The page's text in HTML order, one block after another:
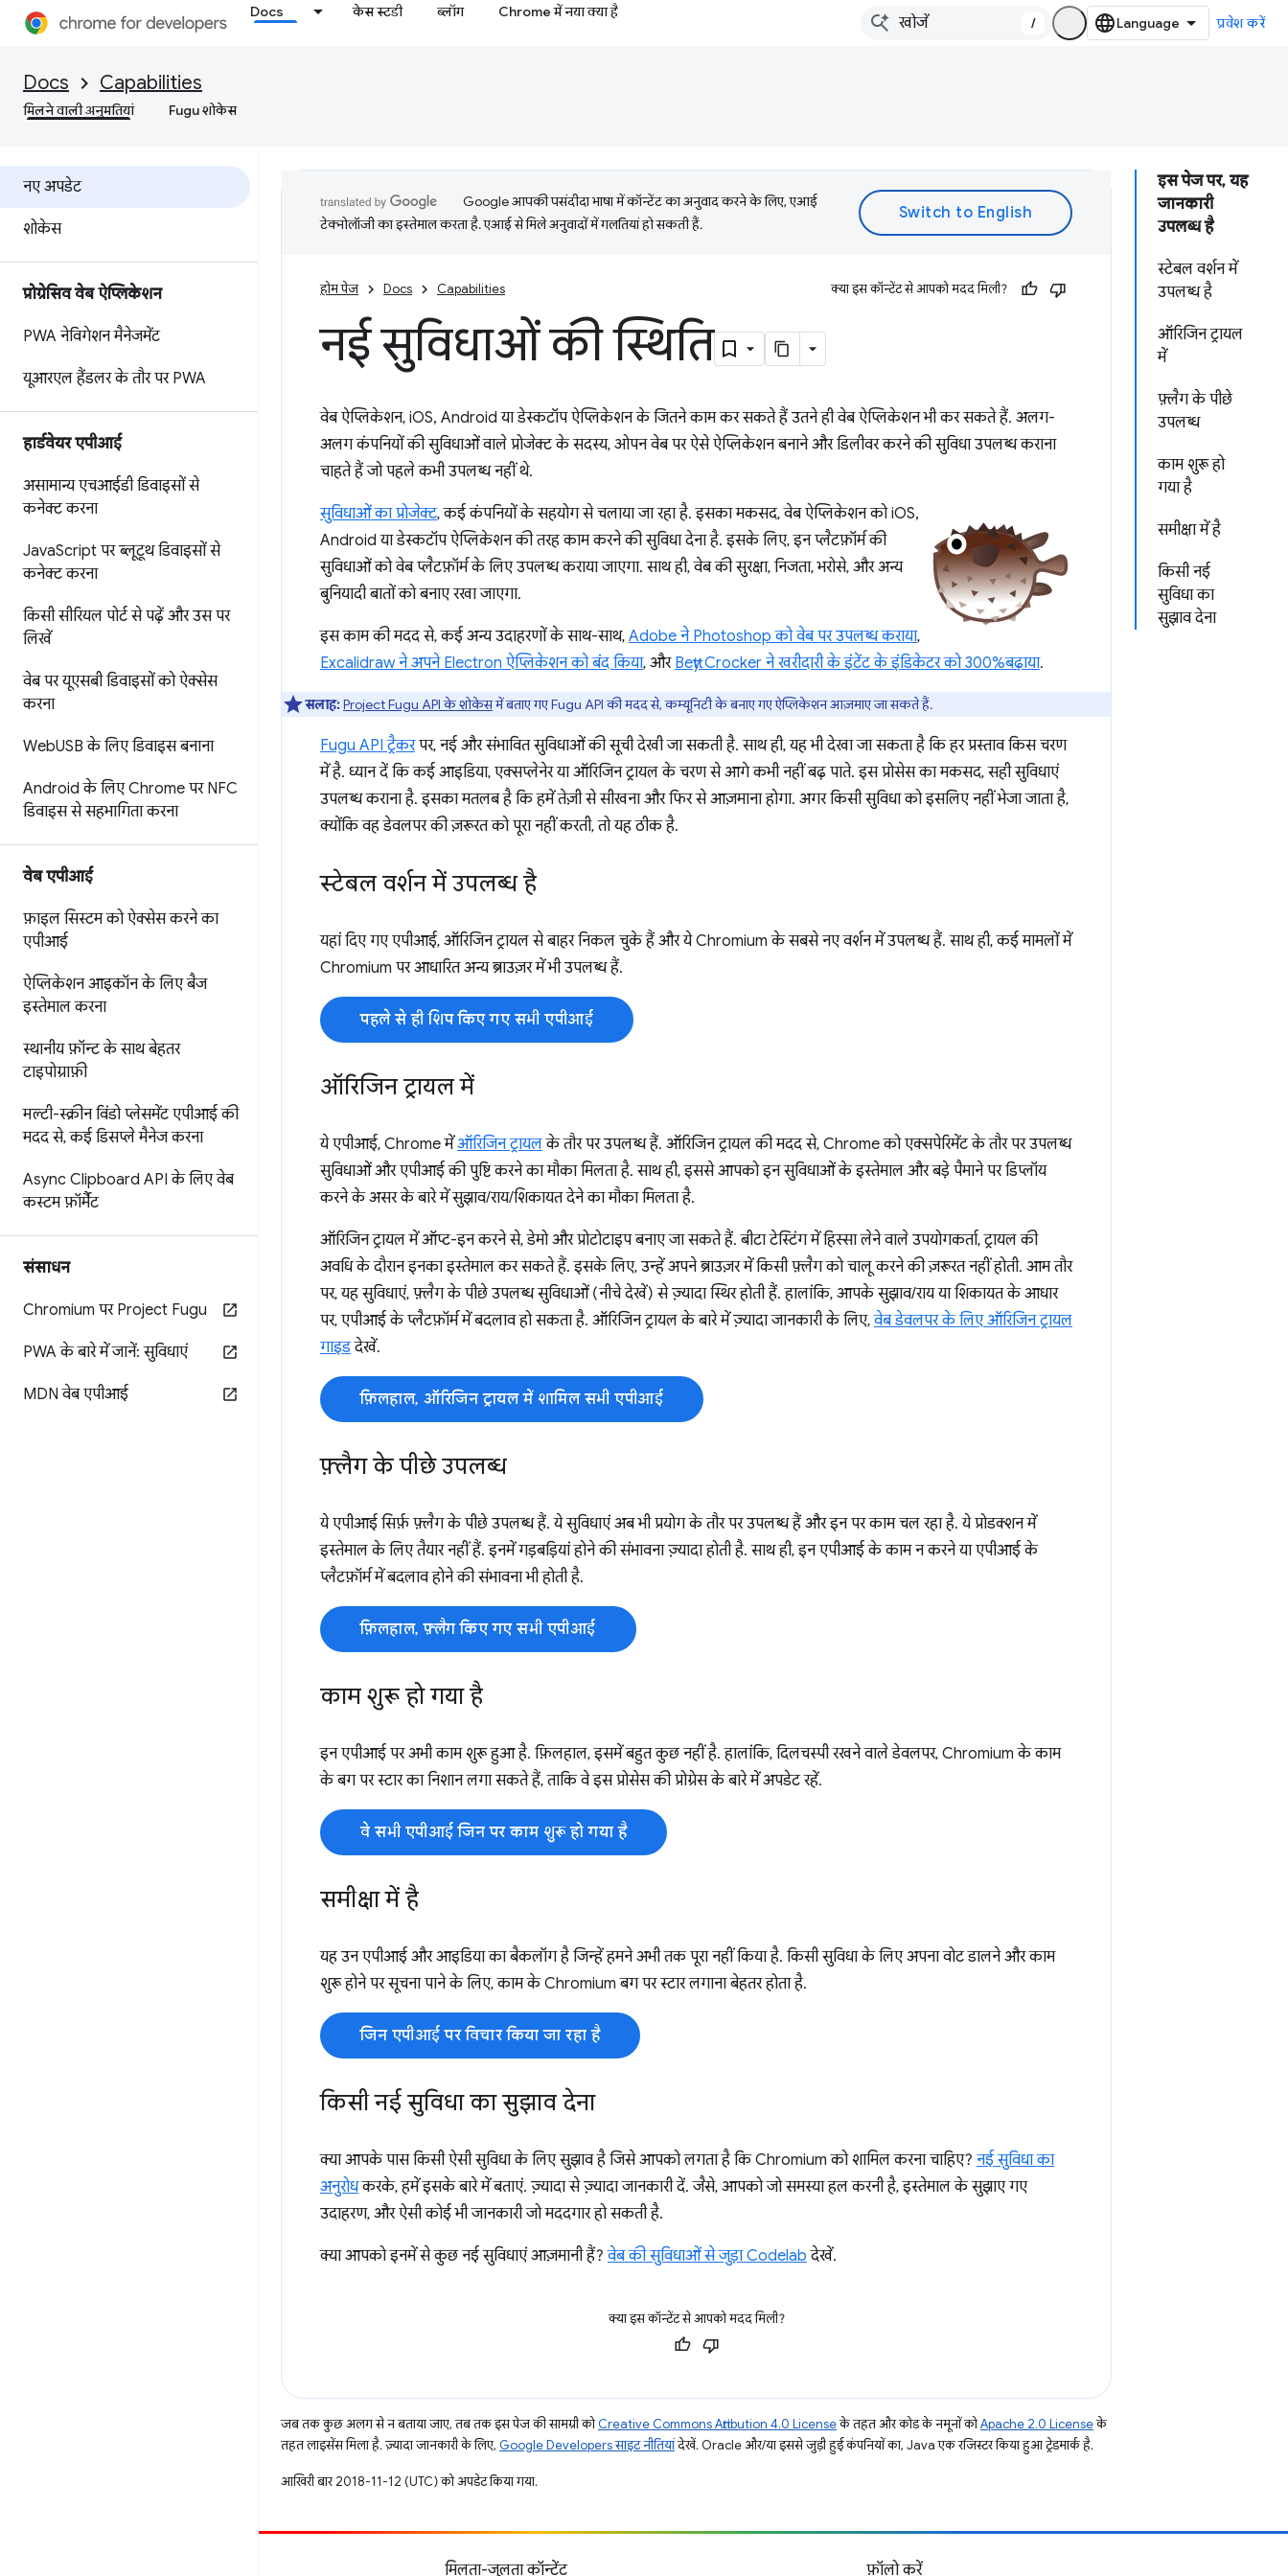
Docs केस स्टडी ब्लॉग Chrome में नया क्या है
/ प्रवेश करें
Docs Capabilities
मिलने वाली अनुमतियां Fugu शोकेस
नए अपडेट
शोकेस
प्रोग्रेसिव वेब ऐप्लिकेशन
PWA नेविगेशन मैनेजमेंट
यूआरएल हैंडलर के तौर पर PWA
हार्डवेयर एपीआई
असामान्य एचआईडी डिवाइसों से
कनेक्ट करना
JavaScript पर ब्लूटूथ डिवाइसों से
कनेक्ट करना
किसी सीरियल पोर्ट से पढ़ें और उस पर
लिखें
वेब पर यूएसबी डिवाइसों को ऐक्सेस
करना
WebUSB के लिए डिवाइस बनाना
Android के लिए Chrome पर NFC
डिवाइस से सहभागिता करना
वेब एपीआई
फ़ाइल सिस्टम को ऐक्सेस करने का
एपीआई
ऐप्लिकेशन आइकॉन के लिए बैज
इस्तेमाल करना
स्थानीय फ़ॉन्ट के साथ बेहतर
टाइपोग्राफ़ी
मल्टी-स्क्रीन विंडो प्लेसमेंट एपीआई की
मदद से,कई डिसप्ले मैनेज करना
Async Clipboard API के लिए वेब
कस्टम फ़ॉर्मैट
संसाधन
Chromium पर Project Fugu
PWA के बारे में जानें: सुविधाएं
MDN वेब एपीआई
इस पेज पर, यह
जानकारी
उपलब्ध है
स्टेबल वर्शन में
उपलब्ध है
ऑरिजिन ट्रायल
में
फ़्लैग के पीछे
उपलब्ध
काम शुरू हो
गया है
समीक्षा में है
किसी नई
सुविधा का
सुझाव देना
Google आपकी पसंदीदा भाषा में कॉन्टेंट का अनुवाद करने के लिए, एआई
टेक्नोलॉजी का इस्तेमाल करता है. एआई से मिले अनुवादों में गलतियां हो सकती हैं.
होम पेज Docs Capabilities क्या इस कॉन्टेंट से आपको मदद मिली?
नई सुविधाओं की स्थिति
वेब ऐप्लिकेशन, iOS, Android या डेस्कटॉप ऐप्लिकेशन के जितने काम कर सकते हैं उतने ही वेब ऐप्लिकेशन भी कर सकते हैं. अलग-
अलग कंपनियों की सुविधाओं वाले प्रोजेक्ट के सदस्य, ओपन वेब पर ऐसे ऐप्लिकेशन बनाने और डिलीवर करने की सुविधा उपलब्ध कराना
चाहते हैं जो पहले कभी उपलब्ध नहीं थे.
सुविधाओं का प्रोजेक्ट, कई कंपनियों के सहयोग से चलाया जा रहा है. इसका मकसद, वेब ऐप्लिकेशन को iOS,
Android या डेस्कटॉप ऐप्लिकेशन की तरह काम करने की सुविधा देना है. इसके लिए, इन प्लैटफ़ॉर्म की
सुविधाओं को वेब प्लैटफ़ॉर्म के लिए उपलब्ध कराया जाएगा. साथ ही, वेब की सुरक्षा, निजता, भरोसे, और अन्य
बुनियादी बातों को बनाए रखा जाएगा.
इस काम की मदद से, कई अन्य उदाहरणों के साथ-साथ, Adobe ने Photoshop को वेब पर उपलब्ध कराया,
Excalidraw ने अपने Electron ऐप्लिकेशन को बंद किया, और Betty Crocker ने खरीदारी के इंटेंट के इंडिकेटर को 300%बढ़ाया.
सलाह:Project Fugu API के शोकेसमें बताए गए Fugu API की मदद से, कम्यूनिटी के बनाए गए ऐप्लिकेशन आज़माए जा सकते हैं.
Fugu API ट्रैकरपर, नई और संभावित सुविधाओं की सूची देखी जा सकती है. साथ ही, यह भी देखा जा सकता है कि हर प्रस्ताव किस चरण
में है. ध्यान दें कि कई आइडिया, एक्सप्लेनेर या ऑरिजिन ट्रायल के चरण से आगे कभी नहीं बढ़ पाते. इस प्रोसेस का मकसद, सही सुविधाएं
उपलब्ध कराना है. इसका मतलब है कि हमें तेज़ी से सीखना और फिर से आज़माना होगा. अगर किसी सुविधा को इसलिए नहीं भेजा जाता है,
क्योंकि वह डेवलपर की ज़रूरत को पूरा नहीं करती, तो यह ठीक है.
स्टेबल वर्शन में उपलब्ध है
यहां दिए गए एपीआई, ऑरिजिन ट्रायल से बाहर निकल चुके हैं और ये Chromium के सबसे नए वर्शन में उपलब्ध हैं. साथ ही, कई मामलों में
Chromium पर आधारित अन्य ब्राउज़र में भी उपलब्ध हैं.
पहले से ही शिप किए गए सभी एपीआई
ऑरिजिन ट्रायल में
ये एपीआई, Chrome मेंऑरिजिन ट्रायलके तौर पर उपलब्ध हैं. ऑरिजिन ट्रायल की मदद से, Chrome को एक्सपेरिमेंट के तौर पर उपलब्ध
सुविधाओं और एपीआई की पुष्टि करने का मौका मिलता है. साथ ही, इससे आपको इन सुविधाओं के इस्तेमाल और बड़े पैमाने पर डिप्लॉय
करने के असर के बारे में सुझाव/राय/शिकायत देने का मौका मिलता है.
ऑरिजिन ट्रायल में ऑप्ट-इन करने से, डेमो और प्रोटोटाइप बनाए जा सकते हैं. बीटा टेस्टिंग में हिस्सा लेने वाले उपयोगकर्ता, ट्रायल की
अवधि के दौरान इनका इस्तेमाल कर सकते हैं. इसके लिए, उन्हें अपने ब्राउज़र में किसी फ़्लैग को चालू करने की ज़रूरत नहीं होती. आम तौर
पर, यह सुविधाएं, फ़्लैग के पीछे उपलब्ध सुविधाओं (नीचे देखें) से ज़्यादा स्थिर होती हैं. हालांकि, आपके सुझाव/राय या शिकायत के आधार
पर, एपीआई के प्लैटफ़ॉर्म में बदलाव हो सकता है. ऑरिजिन ट्रायल के बारे में ज़्यादा जानकारी के लिए,वेब डेवलपर के लिए ऑरिजिन ट्रायल
गाइडदेखें.
फ़िलहाल, ऑरिजिन ट्रायल में शामिल सभी एपीआई
फ़्लैग के पीछे उपलब्ध
ये एपीआई सिर्फ़ फ़्लैग के पीछे उपलब्ध हैं. ये सुविधाएं अब भी प्रयोग के तौर पर उपलब्ध हैं और इन पर काम चल रहा है. ये प्रोडक्शन में
इस्तेमाल के लिए तैयार नहीं हैं. इनमें गड़बड़ियां होने की संभावना ज़्यादा होती है. साथ ही, इन एपीआई के काम न करने या एपीआई के
प्लैटफ़ॉर्म में बदलाव होने की संभावना भी होती है.
फ़िलहाल, फ़्लैग किए गए सभी एपीआई
काम शुरू हो गया है
इन एपीआई पर अभी काम शुरू हुआ है. फ़िलहाल, इसमें बहुत कुछ नहीं है. हालांकि, दिलचस्पी रखने वाले डेवलपर, Chromium के काम
के बग पर स्टार का निशान लगा सकते हैं, ताकि वे इस प्रोसेस की प्रोग्रेस के बारे में अपडेट रहें.
वे सभी एपीआई जिन पर काम शुरू हो गया है
समीक्षा में है
यह उन एपीआई और आइडिया का बैकलॉग है जिन्हें हमने अभी तक पूरा नहीं किया है. किसी सुविधा के लिए अपना वोट डालने और काम
शुरू होने पर सूचना पाने के लिए, काम के Chromium बग पर स्टार लगाना बेहतर होता है.
जिन एपीआई पर विचार किया जा रहा है
किसी नई सुविधा का सुझाव देना
क्या आपके पास किसी ऐसी सुविधा के लिए सुझाव है जिसे आपको लगता है कि Chromium को शामिल करना चाहिए? नई सुविधा का
अनुरोधकरके, हमें इसके बारे में बताएं. ज़्यादा से ज़्यादा जानकारी दें. जैसे, आपको जो समस्या हल करनी है, इस्तेमाल के सुझाए गए
उदाहरण, और ऐसी कोई भी जानकारी जो मददगार हो सकती है.
क्या आपको इनमें से कुछ नई सुविधाएं आज़मानी हैं?वेब की सुविधाओं से जुड़ा Codelab देखें.
क्या इस कॉन्टेंट से आपको मदद मिली?
जब तक कुछ अलग से न बताया जाए, तब तक इस पेज की सामग्री कोCreative Commons Attribution 4.0 Licenseके तहत और कोड के नमूनों कोApache 2.0 Licenseके
तहत लाइसेंस मिला है. ज़्यादा जानकारी के लिए, Google Developers साइट नीतियांदेखें. Oracle और/या इससे जुड़ी हुई कंपनियों का, Java एक रजिस्टर किया हुआ ट्रेडमार्क है.
आखिरी बार 2018-11-12 (UTC) को अपडेट किया गया.
मिलता-जुलता कॉन्टेंट फ़ॉलो करें